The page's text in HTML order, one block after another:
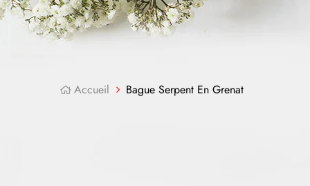
Accueil Bague Serpent En Grenat